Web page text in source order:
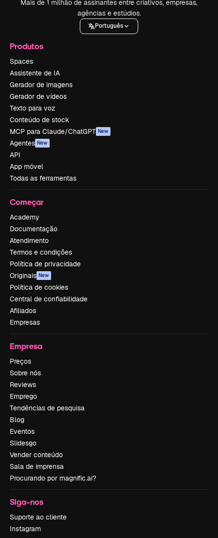
Mais de 1 milhão de assinantes entre criativos, empresas,
agências e estúdios.
Português
Produtos
Spaces
Assistente de IA
Gerador de imagens
Gerador de vídeos
Texto para voz
Conteúdo de stock
MCP para Claude/ChatGPT New
Agentes New
API
App móvel
Todas as ferramentas
Começar
Academy
Documentação
Atendimento
Termos e condições
Política de privacidade
Originais New
Política de cookies
Central de confiabilidade
Afiliados
Empresas
Empresa
Preços
Sobre nós
Reviews
Emprego
Tendências de pesquisa
Blog
Eventos
Slidesgo
Vender conteúdo
Sala de imprensa
Procurando por magnific.ai?
Siga-nos
Suporte ao cliente
Instagram